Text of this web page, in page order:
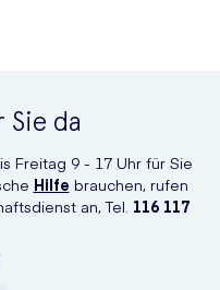
Sie da
Freitag 9 - 17 Uhr für Sie
Hilfe brauchen, rufen
an, Tel. 116 117